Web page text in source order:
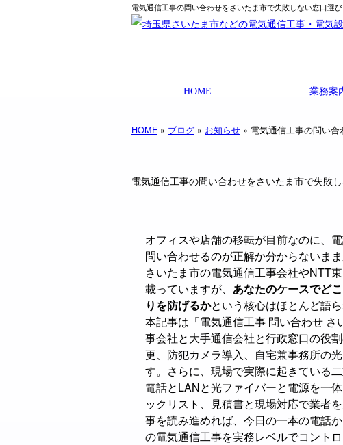
電気通信工事の問い合わせをさいたま市で失敗しない窓口選
HOME 業務案
HOME » ブログ » お知らせ » 電気通信工事の問い
電気通信工事の問い合わせをさいたま市で失敗
オフィスや店舗の移転が目前なのに、
問い合わせるのが正解か分からないま
さいたま市の電気通信工事会社やNTT
載っていますが、 あなたのケースでど
りを防げるかという核心はほとんど語ら
本記事は「電気通信工事 問い合わせ
事会社と大手通信会社と行政窓口の役
更、防犯カメラ導入、自宅兼事務所の
す。さらに、現場で実際に起きている
電話とLANと光ファイバーと電源を一
ックリスト、見積書と現場対応で業者
事を読み進めれば、今日の一本の電話
の電気通信工事を実務レベルでコント